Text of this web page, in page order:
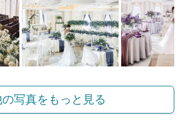
の写真をもっと見る